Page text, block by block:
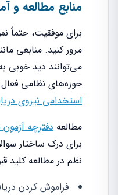
منابع مطالعه و
برای موفقیت، حتماً
مرور کنید. منابعی
می‌توانند دید خوبی
حوزه‌های نظامی
استخدامی نیروی
مطالعه دفترچه
برای درک ساختار
نظم در مطالعه کلید
فراموش کردن